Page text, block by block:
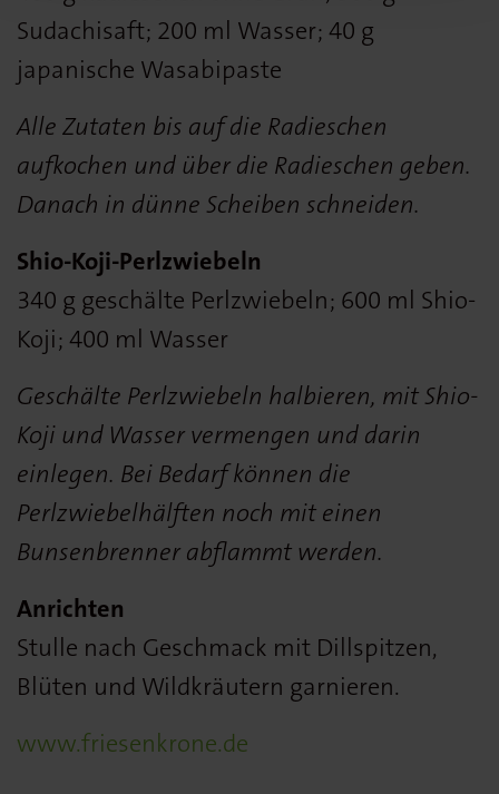
Sudachisaft; 200 ml Wasser; 40 g
japanische Wasabipaste
Alle Zutaten bis auf die Radieschen
aufkochen und über die Radieschen geben.
Danach in dünne Scheiben schneiden.
Shio-Koji-Perlzwiebeln
340 g geschälte Perlzwiebeln; 600 ml Shio-
Koji; 400 ml Wasser
Geschälte Perlzwiebeln halbieren, mit Shio-
Koji und Wasser vermengen und darin
einlegen. Bei Bedarf können die
Perlzwiebelhälften noch mit einen
Bunsenbrenner abflammt werden.
Anrichten
Stulle nach Geschmack mit Dillspitzen,
Blüten und Wildkräutern garnieren.
www.friesenkrone.de